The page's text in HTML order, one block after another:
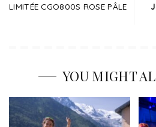
LIMITÉE CGO800S ROSE PÂLE
YOU MIGHT